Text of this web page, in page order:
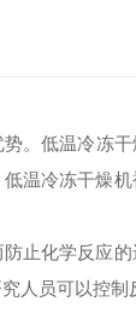
。低温冷冻
温冷冻干燥
化学反应的
人员可以控